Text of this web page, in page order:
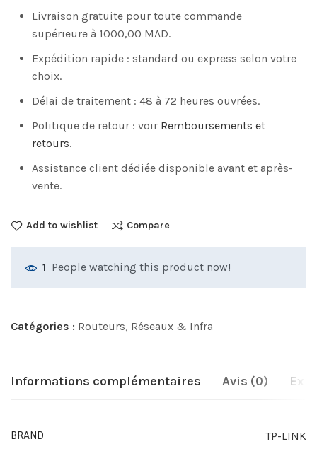
Livraison gratuite pour toute commande
supérieure à 1000,00 MAD.
Expédition rapide : standard ou express selon votre
choix.
Délai de traitement : 48 à 72 heures ouvrées.
Politique de retour : voir Remboursements et
retours.
Assistance client dédiée disponible avant et après-
vente.
Add to wishlist Compare
1 People watching this product now!
Catégories : Routeurs, Réseaux & Infra
Informations complémentaires Avis (0)
BRAND TP-LINK